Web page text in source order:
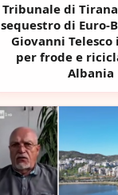
Tribunale di
sequestro di Euro-
Giovanni
per frode e
Albania